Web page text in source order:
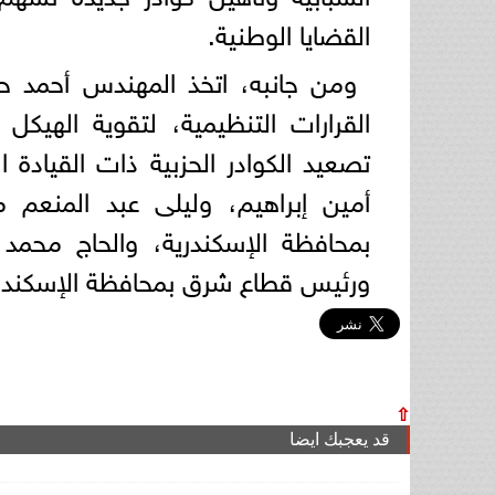
القضايا الوطنية.
ومن جانبه، اتخذ المهندس
القرارات التنظيمية، لتقوية
تصعيد الكوادر الحزبية ذات
أمين إبراهيم، وليلى عبد
بمحافظة الإسكندرية، والحاج
ورئيس قطاع شرق بمحافظة
⇧
قد يعجبك ايضا